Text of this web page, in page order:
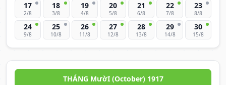
17
2/8
18
3/8
19
4/8
20
5/8
21
6/8
22
7/8
23
8/8
24
9/8
25
10/8
26
11/8
27
12/8
28
13/8
29
14/8
30
15/8
THÁNG MườI (October) 1917